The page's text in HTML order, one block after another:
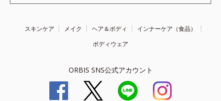
スキンケア メイク ヘア＆ボディ
インナーケア（食品）
ボディウェア
ORBIS SNS公式アカウント